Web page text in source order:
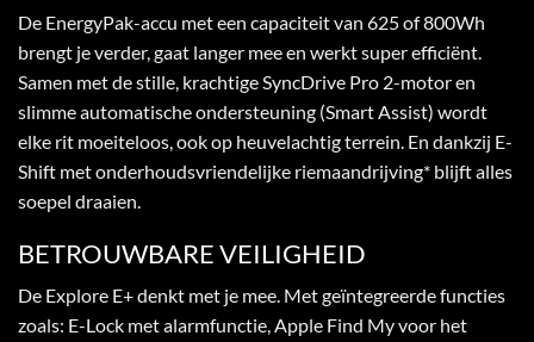
De EnergyPak-accu met een capaciteit van 625 of 800Wh
brengt je verder, gaat langer mee en werkt super efficiënt.
Samen met de stille, krachtige SyncDrive Pro 2-motor en
slimme automatische ondersteuning (Smart Assist) wordt
elke rit moeiteloos, ook op heuvelachtig terrein. En dankzij E-
Shift met onderhoudsvriendelijke riemaandrijving* blijft alles
soepel draaien.
BETROUWBARE VEILIGHEID
De Explore E+ denkt met je mee. Met geïntegreerde functies
zoals: E-Lock met alarmfunctie, Apple Find My voor het